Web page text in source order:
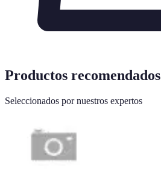
Productos recomendados
Seleccionados por nuestros expertos